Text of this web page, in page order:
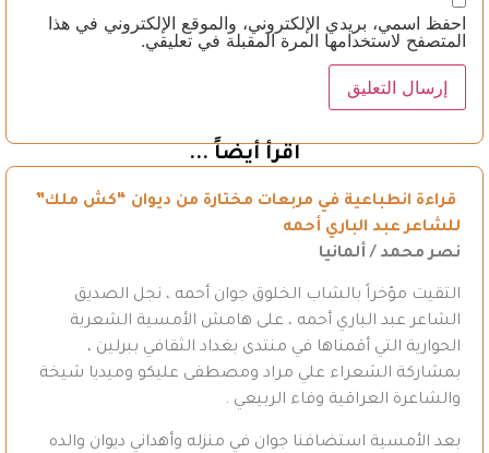
احفظ اسمي، بريدي الإلكتروني، والموقع الإلكتروني في هذا
المتصفح لاستخدامها المرة المقبلة في تعليقي.
اقرأ أيضاً ...
قراءة انطباعية في مربعات مختارة من ديوان “كش ملك”
للشاعر عبد الباري أحمه
نصر محمد / ألمانيا
التقيت مؤخراً بالشاب الخلوق جوان أحمه ، نجل الصديق
الشاعر عبد الباري أحمه ، على هامش الأمسية الشعرية
الحوارية التي أقمناها في منتدى بغداد الثقافي ببرلين ،
بمشاركة الشعراء علي مراد ومصطفى عليكو وميديا شيخة
والشاعرة العراقية وفاء الربيعي .
بعد الأمسية استضافنا جوان في منزله وأهداني ديوان والده